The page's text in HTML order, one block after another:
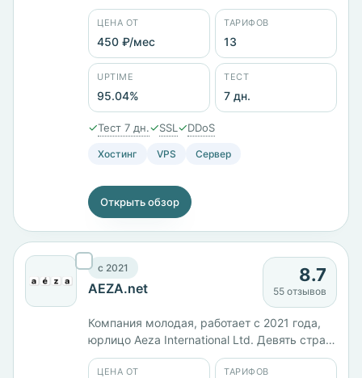
разброс. Работает с 2007 года, юрлицо
российское, ИП Лавков. Площадки в
восьми странах, 13 тарифов от 450 ₽/мес,
есть отдельная линейка VPS на ARM.
Тестовый период 7 дней, предусмотрен
возврат средств. Заявленный uptime —
95,04%.
ЦЕНА ОТ
450 ₽/мес
ТАРИФОВ
13
UPTIME
95.04%
ТЕСТ
7 дн.
✓Тест 7 дн.✓SSL ✓DDoS
Хостинг VPS Сервер
Открыть обзор
c 2021
AEZA.net
8.7
55 отзывов
Компания молодая, работает с 2021 года,
юрлицо Aeza International Ltd. Девять стран
размещения: Россия, Германия,
Нидерланды, Финляндия, Франция, Швеция,
ЦЕНА ОТ ТАРИФОВ